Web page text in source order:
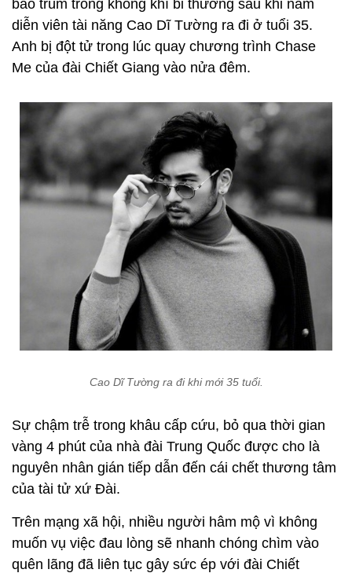
bao trùm trong không khí bi thương sau khi nam
diễn viên tài năng Cao Dĩ Tường ra đi ở tuổi 35.
Anh bị đột tử trong lúc quay chương trình Chase
Me của đài Chiết Giang vào nửa đêm.
Cao Dĩ Tường ra đi khi mới 35 tuổi.
Sự chậm trễ trong khâu cấp cứu, bỏ qua thời gian
vàng 4 phút của nhà đài Trung Quốc được cho là
nguyên nhân gián tiếp dẫn đến cái chết thương tâm
của tài tử xứ Đài.
Trên mạng xã hội, nhiều người hâm mộ vì không
muốn vụ việc đau lòng sẽ nhanh chóng chìm vào
quên lãng đã liên tục gây sức ép với đài Chiết